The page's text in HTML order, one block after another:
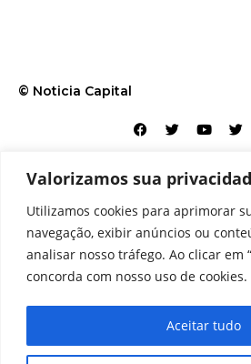
Valorizamos sua
Utilizamos cookies para aprimorar
navegação, exibir anúncios ou
analisar nosso tráfego. Ao clicar em
concorda com nosso uso de cookies.
Aceitar tudo
© Noticia Capital
Contato Home Aviso legal
Equipe Perfil Política de cookies